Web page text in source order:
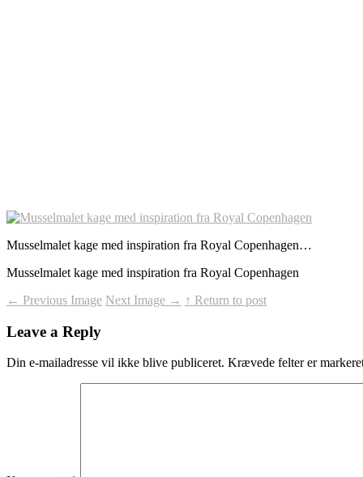
Musselmalet kage med inspiration fra Royal Copenhagen…
Musselmalet kage med inspiration fra Royal Copenhagen
← Previous Image Next Image → ↑ Return to post
Leave a Reply
Din e-mailadresse vil ikke blive publiceret. Krævede felter er